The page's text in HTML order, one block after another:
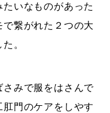
いなものがあった
繋がれた２つの大
。
みで服をはさんで
門のケアをしやす